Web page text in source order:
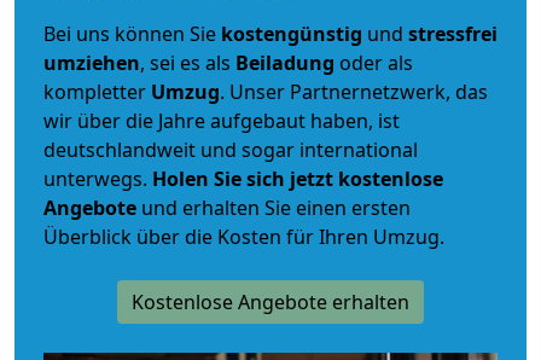
Bei uns können Sie kostengünstig und stressfrei
umziehen, sei es als Beiladung oder als
kompletter Umzug. Unser Partnernetzwerk, das
wir über die Jahre aufgebaut haben, ist
deutschlandweit und sogar international
unterwegs. Holen Sie sich jetzt kostenlose
Angebote und erhalten Sie einen ersten
Überblick über die Kosten für Ihren Umzug.
Kostenlose Angebote erhalten